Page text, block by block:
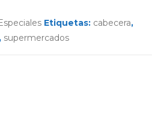
Etiquetas: cabecera,
, supermercados